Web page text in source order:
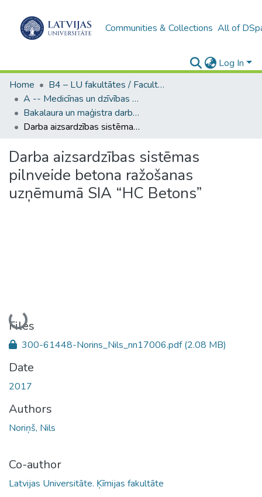
Communities & Collections All of
Log In
Home
B4 – LU fakultātes / Faculties of the UL
A -- Medicīnas un dzīvības zinātņu fakultāte / Faculty of Medicine and Life Sciences
Bakalaura un maģistra darbi (MDZF) / Bachelor's and Master's theses
Darba aizsardzības sistēmas pilnveide betona ražošanas uzņēmumā SIA “HC Betons”
Darba aizsardzības sistēmas
pilnveide betona ražošanas
uzņēmumā SIA “HC Betons”
Loading...
Files
300-61448-Norins_Nils_nn17006.pdf(2.08 MB)
Date
2017
Authors
Noriņš, Nils
Co-author
Latvijas Universitāte. Ķīmijas fakultāte